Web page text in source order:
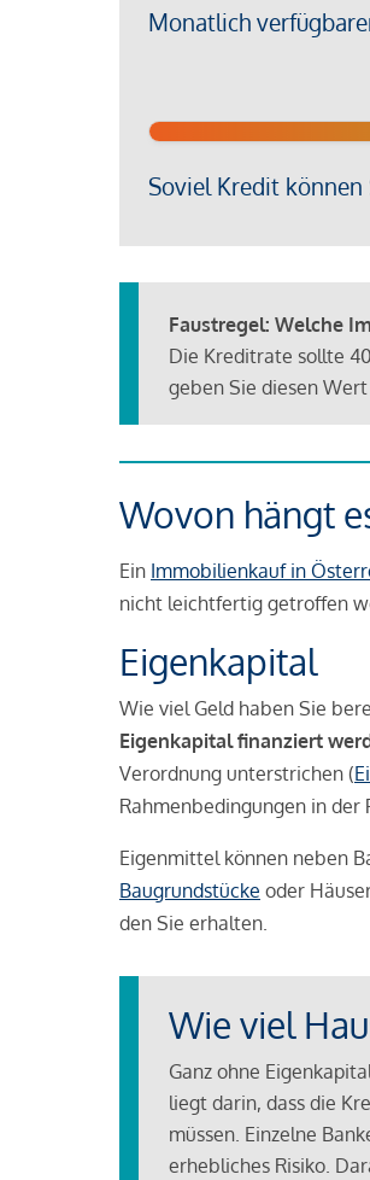
Monatlich
Soviel Kredit können
Faustregel: Welche
Die Kreditrate sollte
geben Sie diesen
Wovon hängt
Ein Immobilienkauf in
nicht leichtfertig getroffen
Eigenkapital
Wie viel Geld haben Sie
Eigenkapital finanziert
Verordnung unterstrichen (
Rahmenbedingungen in
Eigenmittel können neben
Baugrundstücke oder
den Sie erhalten.
Wie viel
Ganz ohne
liegt darin, dass die
müssen. Einzelne
erhebliches Risiko.